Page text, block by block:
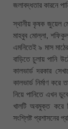
জলাবদ্ধতার কারনে
স্থানীয় কৃষক জুয়েল
মাহবুব মোল্লা,
এমনিতেই ৯ মাস
বাড়িতে চুলায় পানি
কালভার্ড দরকার
কালভার্ড নির্মাণ
নিয়ে পানিতে এখন
খালটি অবমুক্ত করে
সংশ্লিষ্ট প্রশাসনের